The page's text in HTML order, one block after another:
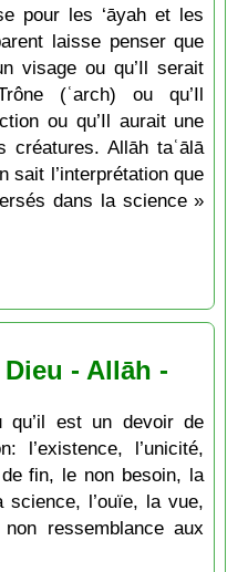
pour les ‘āyah et les
laisse penser que
visage ou qu’Il serait
(ʿarch) ou qu’Il
ou qu’Il aurait une
créatures. Allāh taʿālā
sait l’interprétation que
dans la science »
- Allāh -
qu’il est un devoir de
l’existence, l’unicité,
fin, le non besoin, la
l’ouïe, la vue,
ressemblance aux